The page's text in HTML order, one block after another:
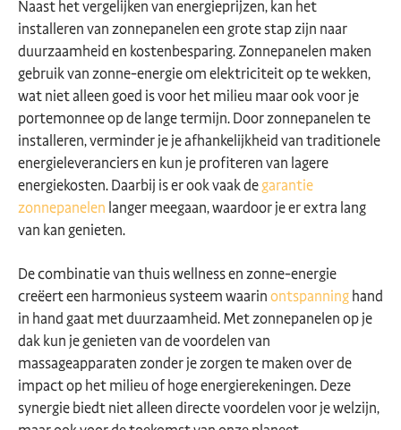
Naast het vergelijken van energieprijzen, kan het
installeren van zonnepanelen een grote stap zijn naar
duurzaamheid en kostenbesparing. Zonnepanelen maken
gebruik van zonne-energie om elektriciteit op te wekken,
wat niet alleen goed is voor het milieu maar ook voor je
portemonnee op de lange termijn. Door zonnepanelen te
installeren, verminder je je afhankelijkheid van traditionele
energieleveranciers en kun je profiteren van lagere
energiekosten. Daarbij is er ook vaak degarantie
zonnepanelen langer meegaan, waardoor je er extra lang
van kan genieten.
De combinatie van thuis wellness en zonne-energie
creëert een harmonieus systeem waarinontspanninghand
in hand gaat met duurzaamheid. Met zonnepanelen op je
dak kun je genieten van de voordelen van
massageapparaten zonder je zorgen te maken over de
impact op het milieu of hoge energierekeningen. Deze
synergie biedt niet alleen directe voordelen voor je welzijn,